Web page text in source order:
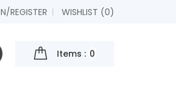
REGISTER WISHLIST (0)
Items : 0